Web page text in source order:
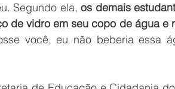
Segundo ela, os demais
de vidro em seu copo de água e
você, eu não beberia essa